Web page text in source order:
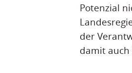
Potenzial
der
damit